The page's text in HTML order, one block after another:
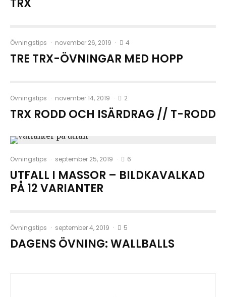
TRX
Övningstips · november 26, 2019 · 4
TRE TRX-ÖVNINGAR MED HOPP
Övningstips · november 14, 2019 · 2
TRX RODD OCH ISÄRDRAG // T-RODD
Övningstips · september 25, 2019 · 6
UTFALL I MASSOR – BILDKAVALKAD
PÅ 12 VARIANTER
Övningstips · september 4, 2019 · 5
DAGENS ÖVNING: WALLBALLS